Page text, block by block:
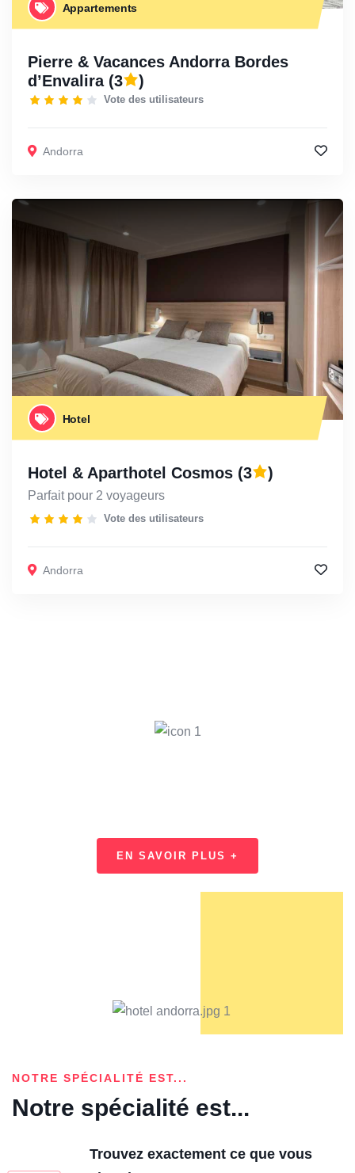
Appartements
Pierre & Vacances Andorra Bordes
d’Envalira(3 )
Vote des utilisateurs
Andorra
Hotel
Hotel & Aparthotel Cosmos (3 )
Parfait pour 2 voyageurs
Vote des utilisateurs
Andorra
EN SAVOIR PLUS +
NOTRE SPÉCIALITÉ EST...
Notre spécialité est...
Trouvez exactement ce que vous